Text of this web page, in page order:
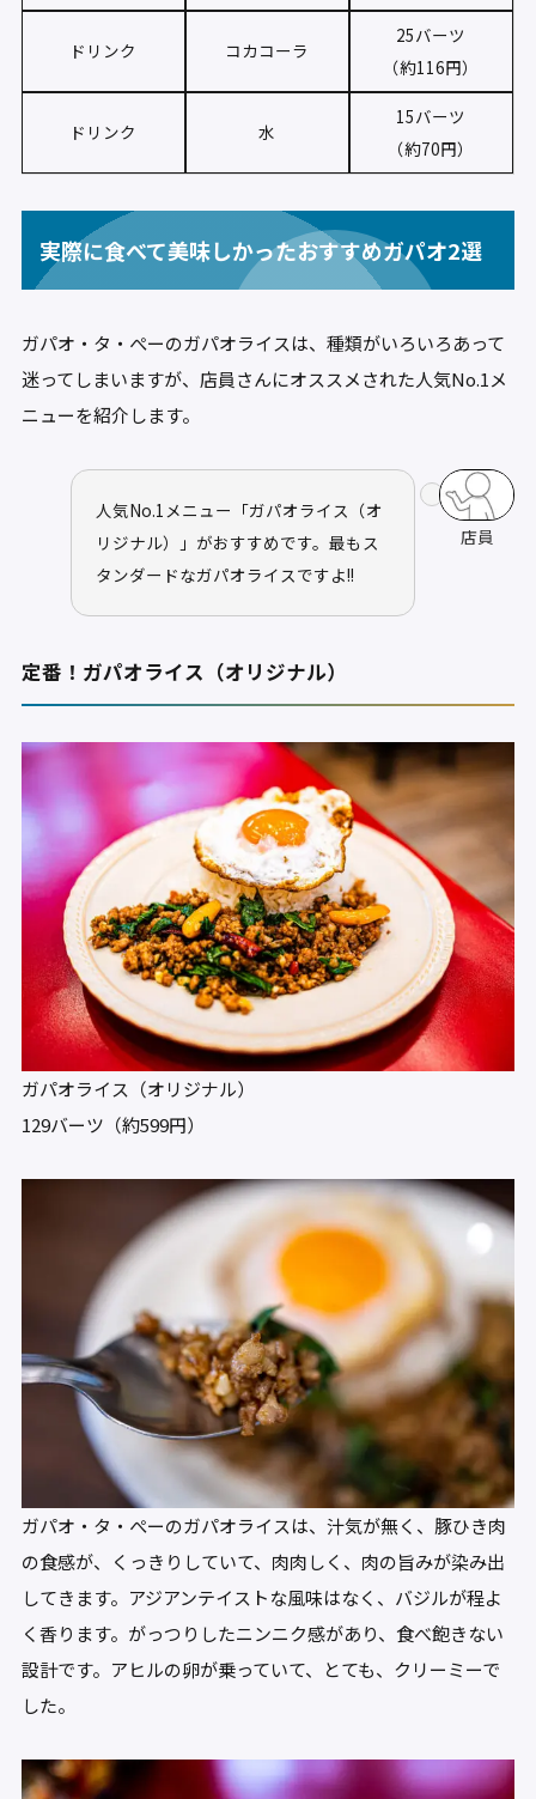
ドリンク コカコーラ
25バーツ
（約116円）
ドリンク 水
15バーツ
（約70円）
実際に食べて美味しかったおすすめガパオ2選
ガパオ・タ・ぺーのガパオライスは、種類がいろいろあって
迷ってしまいますが、店員さんにオススメされた人気No.1メ
ニューを紹介します。
店員
人気No.1メニュー「ガパオライス（オ
リジナル）」がおすすめです。最もス
タンダードなガパオライスですよ!!
定番！ガパオライス（オリジナル）
ガパオライス（オリジナル）
129バーツ（約599円）
ガパオ・タ・ぺーのガパオライスは、汁気が無く、豚ひき肉
の食感が、くっきりしていて、肉肉しく、肉の旨みが染み出
してきます。アジアンテイストな風味はなく、バジルが程よ
く香ります。がっつりしたニンニク感があり、食べ飽きない
設計です。アヒルの卵が乗っていて、とても、クリーミーで
した。